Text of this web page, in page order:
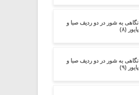
نگاهی به شور در دو ردیف صبا و
پایور (۸)
نگاهی به شور در دو ردیف صبا و
پایور (۹)